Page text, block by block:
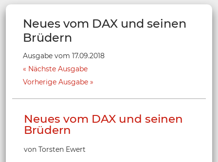
Neues vom DAX und seinen
Brüdern
Ausgabe vom 17.09.2018
Nächste Ausgabe
Vorherige Ausgabe
Neues vom DAX und seinen
Brüdern
von Torsten Ewert